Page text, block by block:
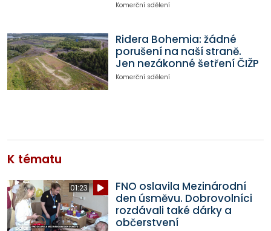
Komerční sdělení
Ridera Bohemia: žádné
porušení na naší straně.
Jen nezákonné šetření ČIŽP
Komerční sdělení
K tématu
01:23
FNO oslavila Mezinárodní
den úsměvu. Dobrovolníci
rozdávali také dárky a
občerstvení